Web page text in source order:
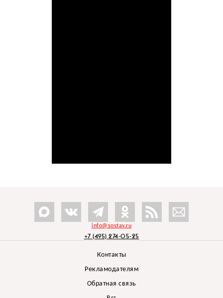
info@sostav.ru
+7 (495) 274-05-25
Контакты
Рекламодателям
Обратная связь